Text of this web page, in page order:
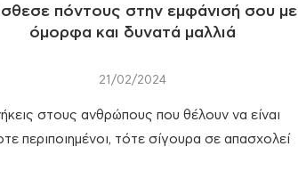
πόντους στην εμφάνισή σου με
όμορφα και δυνατά μαλλιά
21/02/2024
στους ανθρώπους που θέλουν να είναι
περιποιημένοι, τότε σίγουρα σε απασχολεί